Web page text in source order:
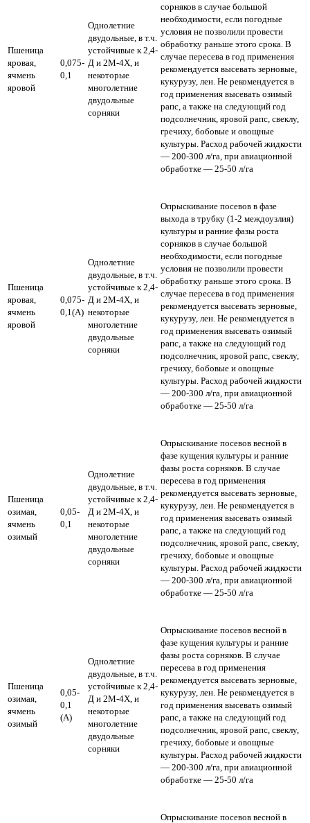
Пшеница
яровая,
ячмень
яровой
0,075-
0,1
Однолетние
двудольные, в т.ч.
устойчивые к 2,4-
Д и 2М-4Х, и
некоторые
многолетние
двудольные
сорняки
сорняков в случае большой
необходимости, если погодные
условия не позволили провести
обработку раньше этого срока. В
случае пересева в год применения
рекомендуется высевать зерновые,
кукурузу, лен. Не рекомендуется в
год применения высевать озимый
рапс, а также на следующий год
подсолнечник, яровой рапс, свеклу,
гречиху, бобовые и овощные
культуры. Расход рабочей жидкости
— 200-300 л/га, при авиационной
обработке — 25-50 л/га
Пшеница
яровая,
ячмень
яровой
0,075-
0,1(А)
Однолетние
двудольные, в т.ч.
устойчивые к 2,4-
Д и 2М-4Х, и
некоторые
многолетние
двудольные
сорняки
Опрыскивание посевов в фазе
выхода в трубку (1-2 междоузлия)
культуры и ранние фазы роста
сорняков в случае большой
необходимости, если погодные
условия не позволили провести
обработку раньше этого срока. В
случае пересева в год применения
рекомендуется высевать зерновые,
кукурузу, лен. Не рекомендуется в
год применения высевать озимый
рапс, а также на следующий год
подсолнечник, яровой рапс, свеклу,
гречиху, бобовые и овощные
культуры. Расход рабочей жидкости
— 200-300 л/га, при авиационной
обработке — 25-50 л/га
Пшеница
озимая,
ячмень
озимый
0,05-
0,1
Однолетние
двудольные, в т.ч.
устойчивые к 2,4-
Д и 2М-4Х, и
некоторые
многолетние
двудольные
сорняки
Опрыскивание посевов весной в
фазе кущения культуры и ранние
фазы роста сорняков. В случае
пересева в год применения
рекомендуется высевать зерновые,
кукурузу, лен. Не рекомендуется в
год применения высевать озимый
рапс, а также на следующий год
подсолнечник, яровой рапс, свеклу,
гречиху, бобовые и овощные
культуры. Расход рабочей жидкости
— 200-300 л/га, при авиационной
обработке — 25-50 л/га
Пшеница
озимая,
ячмень
озимый
0,05-
0,1
(А)
Однолетние
двудольные, в т.ч.
устойчивые к 2,4-
Д и 2М-4Х, и
некоторые
многолетние
двудольные
сорняки
Опрыскивание посевов весной в
фазе кущения культуры и ранние
фазы роста сорняков. В случае
пересева в год применения
рекомендуется высевать зерновые,
кукурузу, лен. Не рекомендуется в
год применения высевать озимый
рапс, а также на следующий год
подсолнечник, яровой рапс, свеклу,
гречиху, бобовые и овощные
культуры. Расход рабочей жидкости
— 200-300 л/га, при авиационной
обработке — 25-50 л/га
Опрыскивание посевов весной в